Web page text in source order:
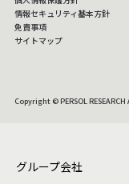
Copyright © PERSOL
情報セキュリティ基本方針
免責事項
サイトマップ
グループ会社